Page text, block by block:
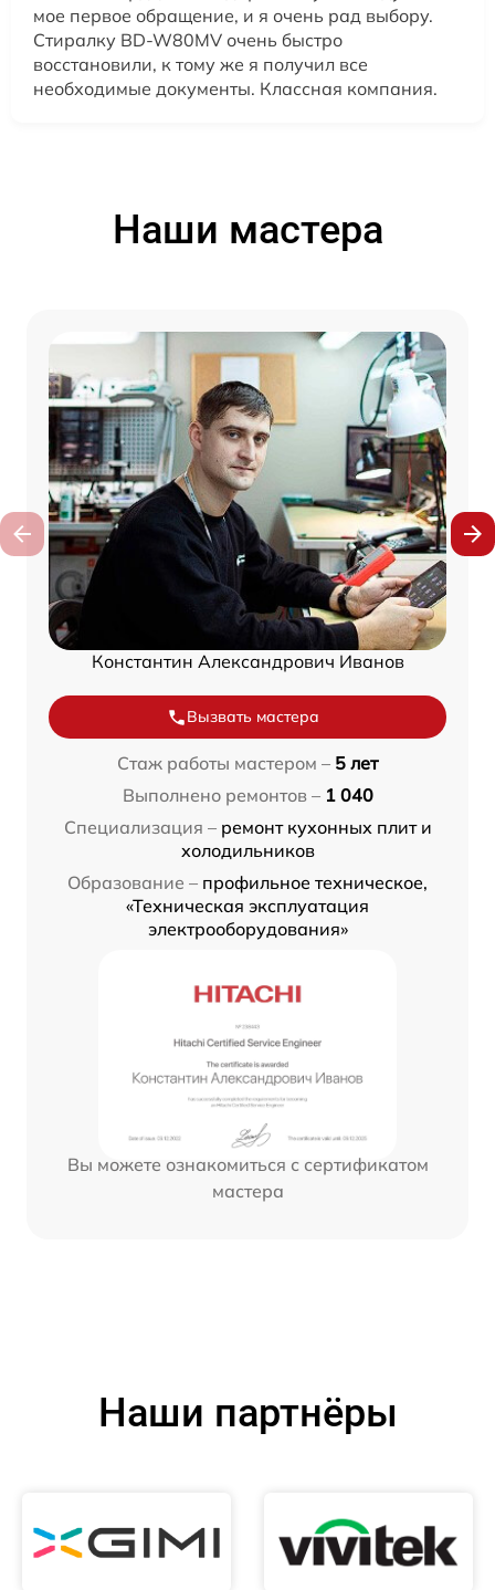
мое первое обращение, и я очень рад выбору.
Стиралку BD-W80MV очень быстро
восстановили, к тому же я получил все
необходимые документы. Классная компания.
Наши мастера
Константин Александрович Иванов
Вызвать мастера
Стаж работы мастером – 5 лет
Выполнено ремонтов – 1 040
Специализация – ремонт кухонных плит и
холодильников
Образование – профильное техническое,
«Техническая эксплуатация
электрооборудования»
Вы можете ознакомиться с сертификатом
мастера
Наши партнёры